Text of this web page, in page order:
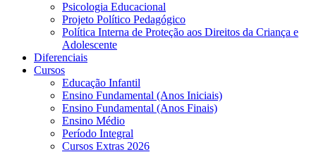
Psicologia Educacional
Projeto Político Pedagógico
Política Interna de Proteção aos Direitos da Criança e
Adolescente
Diferenciais
Cursos
Educação Infantil
Ensino Fundamental (Anos Iniciais)
Ensino Fundamental (Anos Finais)
Ensino Médio
Período Integral
Cursos Extras 2026